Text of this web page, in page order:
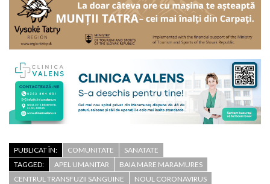
PUBLICAT ÎN: COMUNITATE
SANATATE
TAGGED:
APEL UMANITAR
BAIA MARE MARAMURES
CENTRUL TRANSFUZII SANGUINE
NOUL CORONAVIRUS